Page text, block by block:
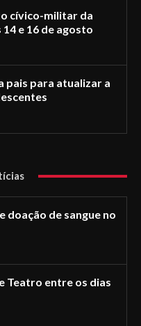
cívico-militar da
e 16 de agosto
pais para atualizar a
doação de sangue no
Teatro entre os dias